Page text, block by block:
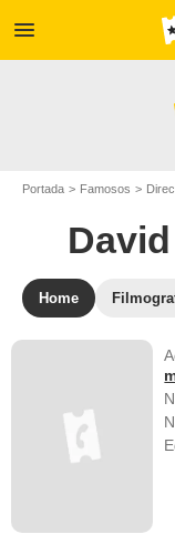
menu
Portada Famosos
Home